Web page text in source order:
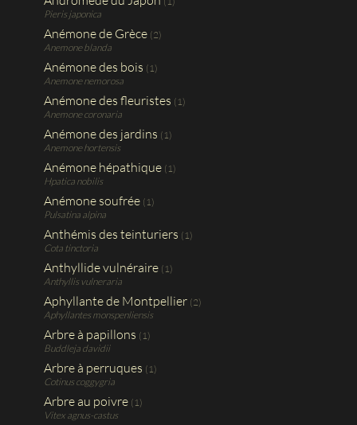
Pieris japonica
Anémone de Grèce (2)
Anemone blanda
Anémone des bois (1)
Anemone nemorosa
Anémone des fleuristes (1)
Anemone coronaria
Anémone des jardins (1)
Anemone hortensis
Anémone hépathique (1)
Hpatica nobilis
Anémone soufrée (1)
Pulsatina alpina
Anthémis des teinturiers (1)
Cota tinctoria
Anthyllide vulnéraire (1)
Anthyllis vulneraria
Aphyllante de Montpellier (2)
Aphyllantes monspenliensis
Arbre à papillons (1)
Buddleja davidii
Arbre à perruques (1)
Cotinus coggygria
Arbre au poivre (1)
Vitex agnus-castus